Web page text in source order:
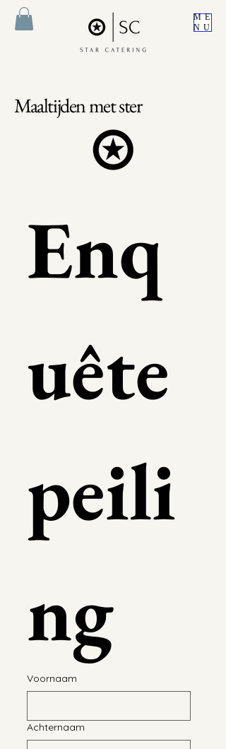
ME
NU
Maaltijden met ster
Enq
uête
peili
ng
Voornaam
Achternaam